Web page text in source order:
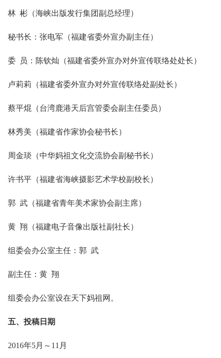
林 彬（海峡出版发行集团副总经理）
秘书长：张电军（福建省委外宣办副主任）
委 员：陈钦灿（福建省委外宣办对外宣传联络处处长）
卢莉莉（福建省委外宣办对外宣传联络处副处长）
蔡平焜（台湾鹿港天后宫管委会副主任委员）
林秀美（福建省作家协会秘书长）
周金琰（中华妈祖文化交流协会副秘书长）
许书平（福建省海峡摄影艺术学校副校长）
郭 武（福建省青年美术家协会副主席）
黄 翔（福建电子音像出版社副社长）
组委会办公室主任：郭 武
副主任：黄 翔
组委会办公室设在天下妈祖网。
五、投稿日期
2016年5月～11月